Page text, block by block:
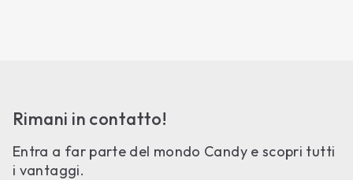
Rimani in contatto!
Entra a far parte del mondo Candy e scopri tutti
i vantaggi.